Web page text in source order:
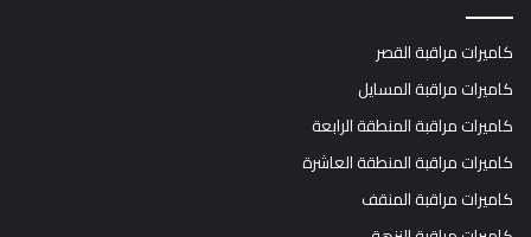
كاميرات مراقبة القصر
كاميرات مراقبة المسايل
كاميرات مراقبة المنطقة الرابعة
كاميرات مراقبة المنطقة العاشرة
كاميرات مراقبة المنقف